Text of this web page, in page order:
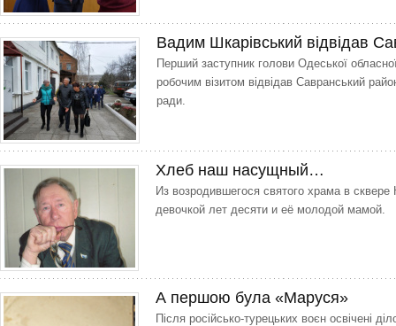
Вадим Шкарівський відвідав
Перший заступник голови Одеської
робочим візитом відвідав Савранський
ради.
Хлеб наш насущный…
Из возродившегося святого храма в
девочкой лет десяти и её молодой мамой.
А першою була «Маруся»
Після російсько-турецьких воєн освічені